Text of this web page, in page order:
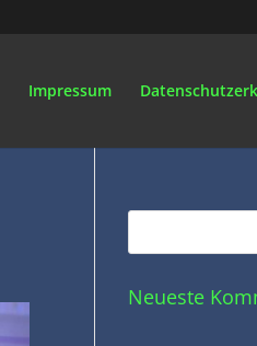
Impressum
Neueste